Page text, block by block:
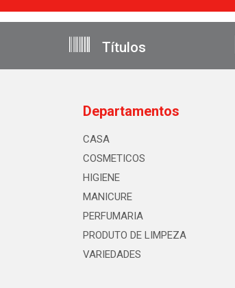
Títulos
Departamentos
CASA
COSMETICOS
HIGIENE
MANICURE
PERFUMARIA
PRODUTO DE LIMPEZA
VARIEDADES